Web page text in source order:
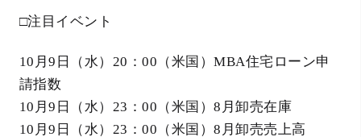
□注目イベント
10月9日（水）20：00（米国）MBA住宅ローン申
請指数
10月9日（水）23：00（米国）8月卸売在庫
10月9日（水）23：00（米国）8月卸売売上高